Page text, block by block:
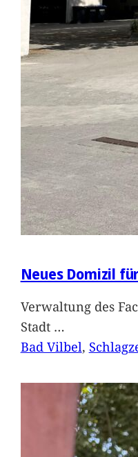
Neues Domizil
Verwaltung des
Stadt …
Bad Vilbel,